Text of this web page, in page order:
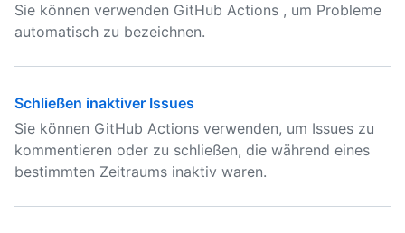
Sie können verwenden GitHub Actions , um Probleme
automatisch zu bezeichnen.
Schließen inaktiver Issues
Sie können GitHub Actions verwenden, um Issues zu
kommentieren oder zu schließen, die während eines
bestimmten Zeitraums inaktiv waren.